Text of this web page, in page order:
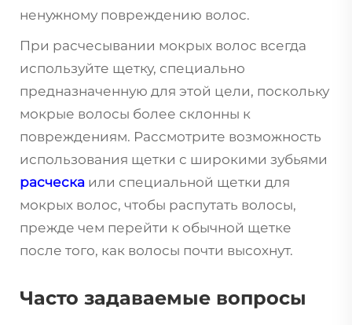
ненужному повреждению волос.
При расчесывании мокрых волос всегда
используйте щетку, специально
предназначенную для этой цели, поскольку
мокрые волосы более склонны к
повреждениям. Рассмотрите возможность
использования щетки с широкими зубьями
расческа или специальной щетки для
мокрых волос, чтобы распутать волосы,
прежде чем перейти к обычной щетке
после того, как волосы почти высохнут.
Часто задаваемые вопросы